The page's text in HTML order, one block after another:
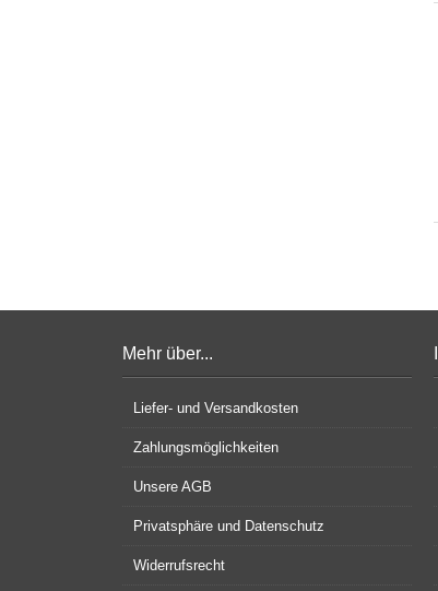
Mehr über...
Liefer- und Versandkosten
Zahlungsmöglichkeiten
Unsere AGB
Privatsphäre und Datenschutz
Widerrufsrecht